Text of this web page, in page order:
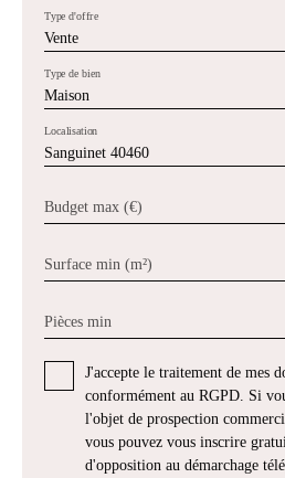
Vente
Type d'offre
Maison
Type de bien
Sanguinet 40460
Localisation
Budget max (€)
Surface min (m²)
Pièces min
J'accepte le traitement de mes
conformément au RGPD. Si
l'objet de prospection
vous pouvez vous inscrire
d'opposition au démarchage